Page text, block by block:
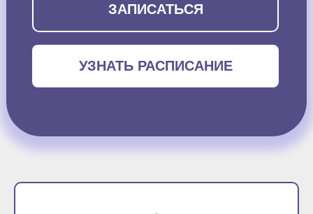
УЗНАТЬ РАСПИСАНИЕ
ЗАПИСАТЬСЯ